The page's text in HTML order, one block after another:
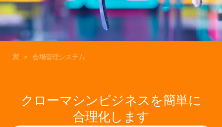
家 > 会場管理システム
クローマシンビジネスを簡単に
合理化します